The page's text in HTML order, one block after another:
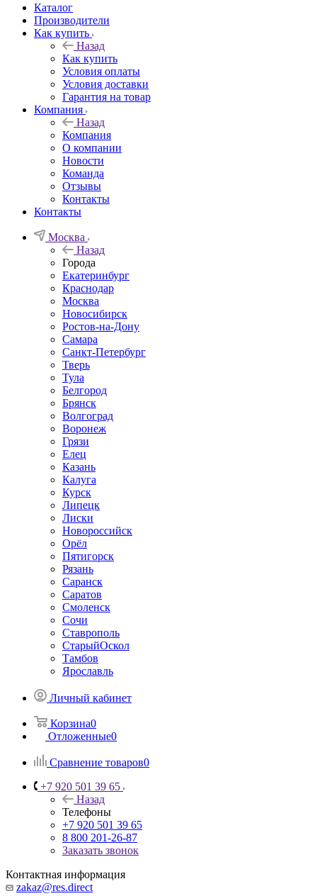
Каталог
Производители
Как купить
Назад
Как купить
Условия оплаты
Условия доставки
Гарантия на товар
Компания
Назад
Компания
О компании
Новости
Команда
Отзывы
Контакты
Контакты
Москва
Назад
Города
Екатеринбург
Краснодар
Москва
Новосибирск
Ростов-на-Дону
Самара
Санкт-Петербург
Тверь
Тула
Белгород
Брянск
Волгоград
Воронеж
Грязи
Елец
Казань
Калуга
Курск
Липецк
Лиски
Новороссийск
Орёл
Пятигорск
Рязань
Саранск
Саратов
Смоленск
Сочи
Ставрополь
СтарыйОскол
Тамбов
Ярославль
Личный кабинет
Корзина0
Отложенные0
Сравнение товаров0
+7 920 501 39 65
Назад
Телефоны
+7 920 501 39 65
8 800 201-26-87
Заказать звонок
Контактная информация
zakaz@res.direct